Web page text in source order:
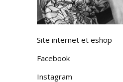
Site internet et eshop
Facebook
Instagram